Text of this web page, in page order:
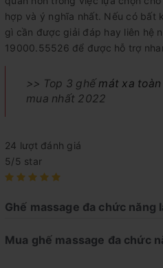
hợp và ý nghĩa nhất. Nếu có bất
gì cần được giải đáp hay liên hệ
19000.55526 để được hỗ trợ
>> Top 3 ghếmát xa toàn
mua nhất 2022
24 lượt đánh giá
5/5 star
Ghế massage đa chức năng
Mua ghế massage đa chức